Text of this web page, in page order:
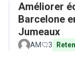
Améliorer
Barcelone
Jumeaux
AM 3